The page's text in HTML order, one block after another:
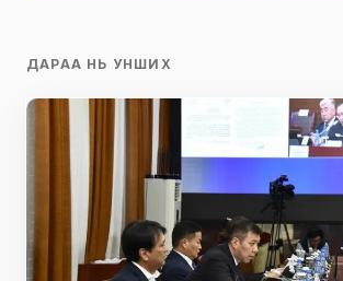
ДАРАА НЬ УНШИХ